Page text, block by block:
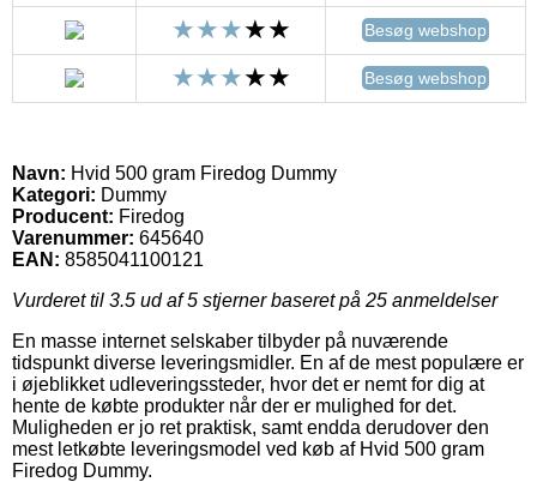
Besøg webshop
Besøg webshop
Navn: Hvid 500 gram Firedog Dummy
Kategori: Dummy
Producent: Firedog
Varenummer: 645640
EAN: 8585041100121
Vurderet til 3.5 ud af 5 stjerner baseret på 25 anmeldelser
En masse internet selskaber tilbyder på nuværende
tidspunkt diverse leveringsmidler. En af de mest populære er
i øjeblikket udleveringssteder, hvor det er nemt for dig at
hente de købte produkter når der er mulighed for det.
Muligheden er jo ret praktisk, samt endda derudover den
mest letkøbte leveringsmodel ved køb af Hvid 500 gram
Firedog Dummy.